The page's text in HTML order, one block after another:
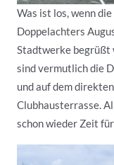
Was ist los, wenn
Doppelachters
Stadtwerke begrüßt
sind vermutlich die
und auf dem
Clubhausterrasse.
schon wieder Zeit